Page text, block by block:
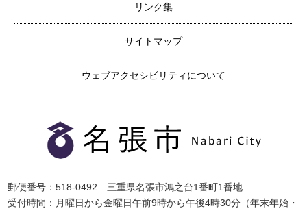
リンク集
サイトマップ
ウェブアクセシビリティについて
郵便番号：518-0492 三重県名張市鴻之台1番町1番地
受付時間：月曜日から金曜日午前9時から午後4時30分（年末年始・